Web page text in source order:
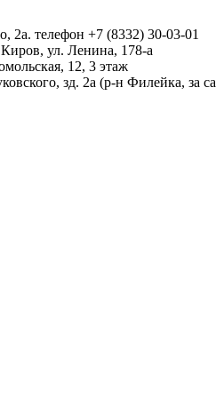
2а. телефон +7 (8332) 30-03-01
ул. Ленина, 178-а
12, 3 этаж
зд. 2а (р-н Филейка, за